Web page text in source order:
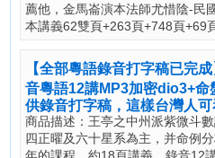
薦他，金馬崙演本法師尤惜陰-民
本講義62雙頁+263頁+748頁+69
【全部粵語錄音打字稿已完
音粵語12講MP3加密dio3+命
供錄音打字稿，這樣台灣人
商品描述：王亭之中州派紫微斗
四正曜及六十星系為主，并命例